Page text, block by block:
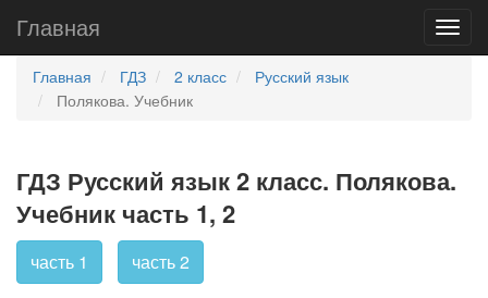
Главная
Главная ГДЗ 2 класс
Русский язык
Полякова. Учебник
ГДЗ Русский язык 2 класс. Полякова.
Учебник часть 1, 2
часть 1 часть 2